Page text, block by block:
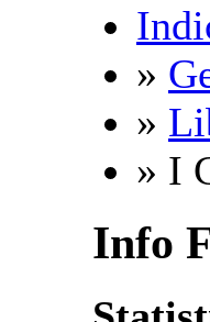
»
»
» I
Info